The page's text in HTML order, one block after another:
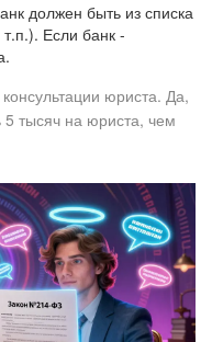
должен быть из списка
Если банк -
юриста. Да,
5 тысяч на юриста, чем